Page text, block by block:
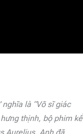
là “Võ sĩ giác
thịnh, bộ phim kể